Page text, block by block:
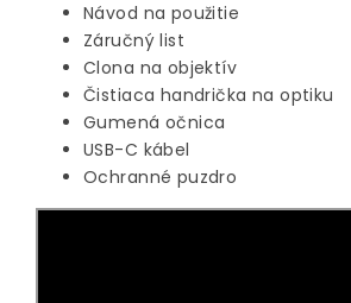
Návod na použitie
Záručný list
Clona na objektív
Čistiaca handrička na optiku
Gumená očnica
USB-C kábel
Ochranné puzdro